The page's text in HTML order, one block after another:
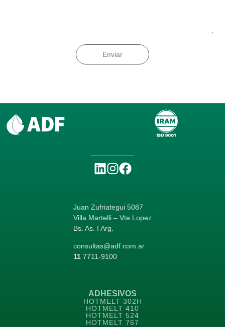
Enviar
Juan Zufriategui 5087
Villa Martelli – Vte Lopez
Bs. As. I Arg.
consultas@adf.com.ar
11 7711-9100
ADHESIVOS
HOTMELT 302H
HOTMELT 410
HOTMELT 524
HOTMELT 767